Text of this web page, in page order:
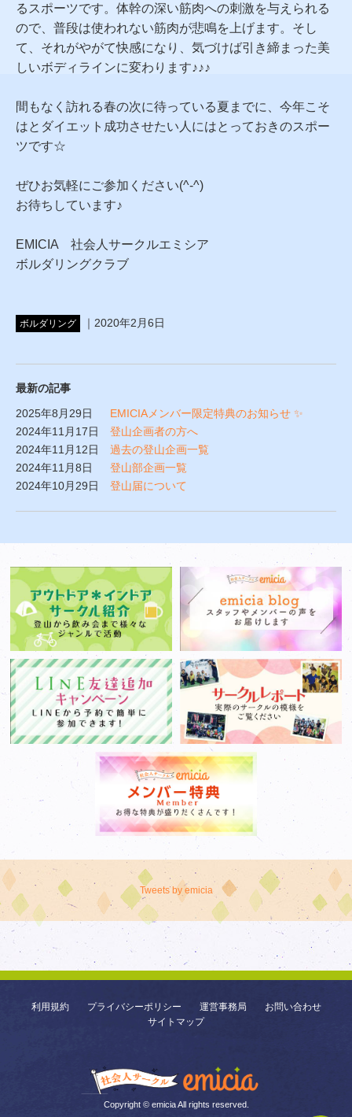
るスポーツです。体幹の深い筋肉への刺激を与えられる
ので、普段は使われない筋肉が悲鳴を上げます。そし
て、それがやがて快感になり、気づけば引き締まった美
しいボディラインに変わります♪♪♪
間もなく訪れる春の次に待っている夏までに、今年こそ
はとダイエット成功させたい人にはとっておきのスポー
ツです☆
ぜひお気軽にご参加ください(^-^)
お待ちしています♪
EMICIA 社会人サークルエミシア
ボルダリングクラブ
ボルダリング ｜2020年2月6日
最新の記事
2025年8月29日
EMICIAメンバー限定特典のお知らせ ✨
2024年11月17日
登山企画者の方へ
2024年11月12日
過去の登山企画一覧
2024年11月8日
登山部企画一覧
2024年10月29日
登山届について
Tweets by emicia
利用規約 プライバシーポリシー 運営事務局
お問い合わせ
サイトマップ
Copyright © emicia All rights reserved.